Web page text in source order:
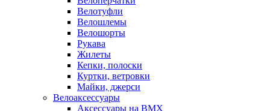
Велотуфли
Велошлемы
Велошорты
Рукава
Жилеты
Кепки, полоски
Куртки, ветровки
Майки, джерси
Велоаксессуары
Аксессуары на BMX